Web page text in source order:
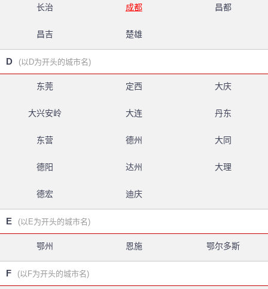
长治 成都 昌都
昌吉 楚雄
D (以D为开头的城市名)
东莞 定西 大庆
大兴安岭 大连 丹东
东营 德州 大同
德阳 达州 大理
德宏 迪庆
E (以E为开头的城市名)
鄂州 恩施 鄂尔多斯
F (以F为开头的城市名)